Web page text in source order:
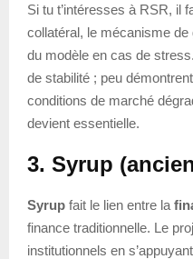
Si tu t’intéresses à RSR, il
collatéral, le mécanisme
du modèle en cas de
de stabilité ; peu
conditions de marché
devient essentielle.
3. Syrup
Syrup fait le lien entre la
finance traditionnelle. Le
institutionnels en